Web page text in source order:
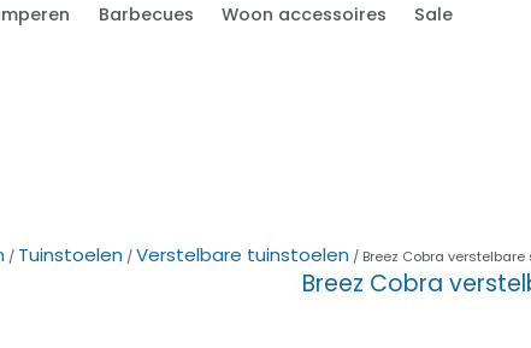
Barbecues Woon accessoires Sale
/ Tuinstoelen /Verstelbare tuinstoelen / Breez Cobra verstelbare
Breez Cobra